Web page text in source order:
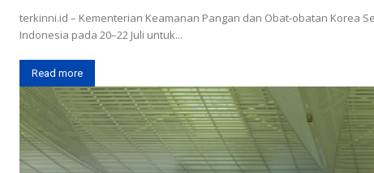
terkinni.id – Kementerian Keamanan Pangan dan Obat-obatan Korea
Indonesia pada 20–22 Juli untuk...
Read more